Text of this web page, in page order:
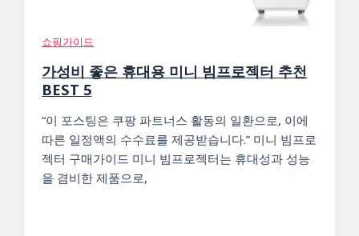
쇼핑가이드
가성비 좋은 휴대용 미니 빔프로젝터 추천
BEST 5
“이 포스팅은 쿠팡 파트너스 활동의 일환으로, 이에
따른 일정액의 수수료를 제공받습니다.” 미니 빔프로
젝터 구매가이드 미니 빔프로젝터는 휴대성과 성능
을 겸비한 제품으로,